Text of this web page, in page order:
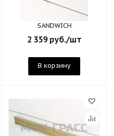
SANDWICH
2 359руб./шт
В корзину